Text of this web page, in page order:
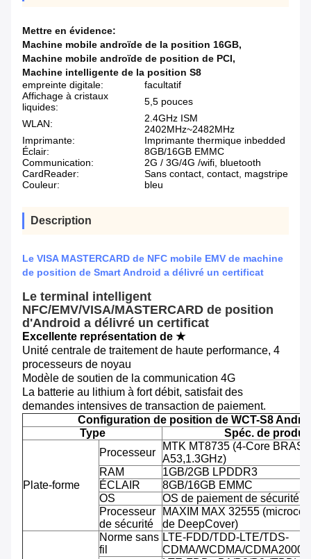
Mettre en évidence:
Machine mobile androïde de la position 16GB,
Machine mobile androïde de position de PCI,
Machine intelligente de la position S8
empreinte digitale:
facultatif
Affichage à cristaux
liquides:
5,5 pouces
WLAN:
2.4GHz ISM
2402MHz~2482MHz
Imprimante:
Imprimante thermique inbedded
Éclair:
8GB/16GB EMMC
Communication:
2G / 3G/4G /wifi, bluetooth
CardReader:
Sans contact, contact, magstripe
Couleur:
bleu
Description
Le VISA MASTERCARD de NFC mobile EMV de machine
de position de Smart Android a délivré un certificat
Le terminal intelligent
NFC/EMV/VISA/MASTERCARD de position
d'Android a délivré un certificat
Excellente représentation de ★
Unité centrale de traitement de haute performance, 4
processeurs de noyau
Modèle de soutien de la communication 4G
La batterie au lithium à fort débit, satisfait des
demandes intensives de transaction de paiement.
Configuration de position de WCT-S8
Type
Spéc. de produit
Plate-forme
Processeur
MTK MT8735 (4-Core BRAS
A53,1.3GHz)
RAM
1GB/2GB LPDDR3
ÉCLAIR
8GB/16GB EMMC
OS
OS de paiement de sécurité
Processeur
de sécurité
MAXIM MAX 32555
de DeepCover)
Norme sans
fil
LTE-FDD/TDD-LTE/TDS-
CDMA/WCDMA/CDMA2000/